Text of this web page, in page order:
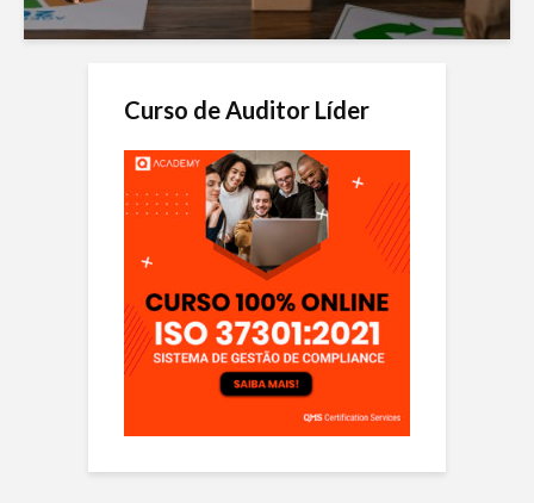
Curso de Auditor Líder